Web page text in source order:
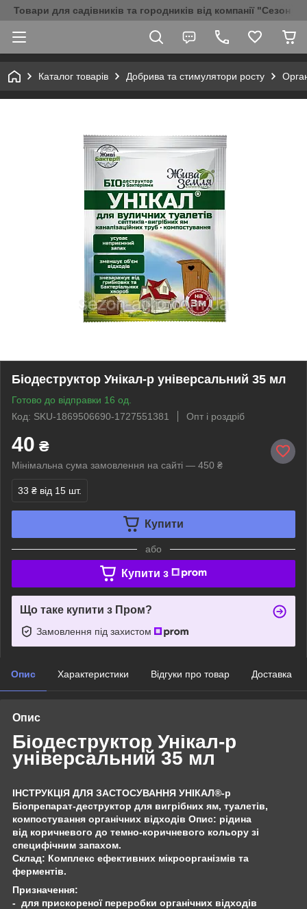
Товари для садівників та городників від компанії "Сезон
Каталог товарів Добрива та стимулятори росту
Біодеструктор Унікал-р універсальний 35 мл
Готово до відправки 16 од.
Код: SKU-1869506690-1727551381
Опт і роздріб
40 ₴
Мінімальна сума замовлення на сайті — 450 ₴
33 ₴ від 15 шт.
Купити
або
Купити з
Що таке купити з Пром?
Замовлення під захистом
Опис Характеристики Відгуки про товар Доставка
Опис
Біодеструктор Унікал-р
універсальний 35 мл
ІНСТРУКЦІЯ ДЛЯ ЗАСТОСУВАННЯ УНІКАЛ®-р
Біопрепарат-деструктор для вигрібних ям, туалетів,
компостування органічних відходів Опис: рідина
від коричневого до темно-коричневого кольору зі
специфічним запахом.
Склад: Комплекс ефективних мікроорганізмів та
ферментів.
Призначення:
- для прискореної переробки органічних відходів